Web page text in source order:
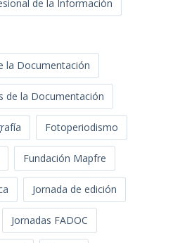
de la Información
la Documentación
de la Documentación
Fotoperiodismo
Fundación Mapfre
Jornada de edición
Jornadas FADOC